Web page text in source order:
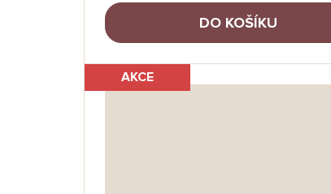
DO KOŠÍKU
AKCE